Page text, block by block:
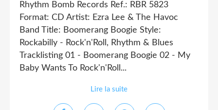
Rhythm Bomb Records Ref.: RBR 5823
Format: CD Artist: Ezra Lee & The Havoc
Band Title: Boomerang Boogie Style:
Rockabilly - Rock'n'Roll, Rhythm & Blues
Tracklisting 01 - Boomerang Boogie 02 - My
Baby Wants To Rock'n'Roll...
Lire la suite